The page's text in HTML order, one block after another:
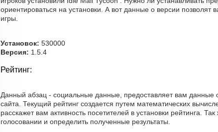
ориентироваться на установки. А вот данные о версии
игры.
Установок: 530000
Версия: 1.5.4
Рейтинг:
Данный абзац - социальные данные, предоставляет вам данные
сайта. Текущий рейтинг создается путем математических
расскажет вам активность посетителей в установки рейтинга.
голосовании и определить полученные результаты.